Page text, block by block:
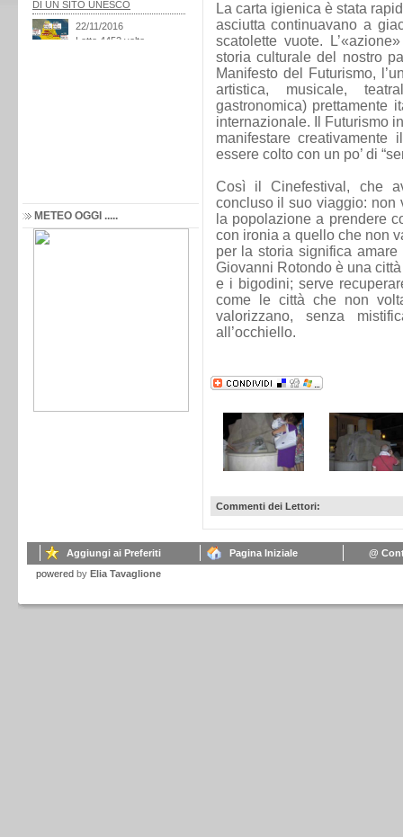
METEO OGGI .....
La carta igienica è stata
asciutta continuavano a
scatolette vuote.
storia culturale del nostro
Manifesto del Futurismo,
artistica, musicale,
gastronomica) prettamente
internazionale. Il Futurismo
manifestare
essere colto con un po’ di
Così il Cinefestival, che
concluso il suo viaggio: non
la popolazione a prendere
con ironia a quello che non
per la storia significa
Giovanni Rotondo è una
e i bigodini; serve
come le città che non
valorizzano, senza
all’occhiello.
Commenti dei Lettori:
Aggiungi ai Preferiti Pagina Iniziale
@
powered by Elia Tavaglione